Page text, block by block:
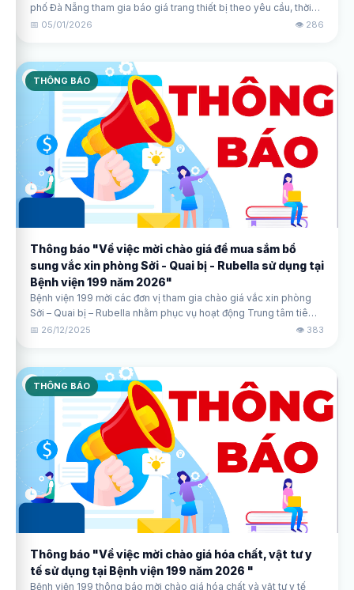
phố Đà Nẵng tham gia báo giá trang thiết bị theo yêu cầu, thời
gian tiếp nhận từ ngày 05/01/2026 đến trước 16h ngày
📅 05/01/2026 👁️ 286
THÔNG BÁO
Thông báo "Về việc mời chào giá để mua sắm bổ
sung vắc xin phòng Sởi - Quai bị - Rubella sử dụng tại
Bệnh viện 199 năm 2026"
Bệnh viện 199 mời các đơn vị tham gia chào giá vắc xin phòng
Sởi – Quai bị – Rubella nhằm phục vụ hoạt động Trung tâm tiêm
chủng. Thời hạn nhận chào giá trước 15h ngày 05/01/2026.
📅 26/12/2025 👁️ 383
THÔNG BÁO
Thông báo "Về việc mời chào giá hóa chất, vật tư y
tế sử dụng tại Bệnh viện 199 năm 2026 "
Bệnh viện 199 thông báo mời chào giá hóa chất và vật tư y tế